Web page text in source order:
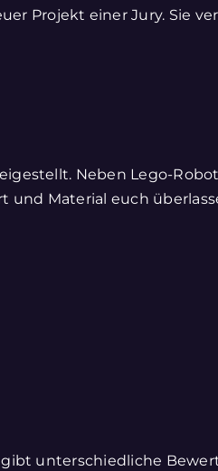
Projekt einer Jury. Sie
Neben Lego-
und Material euch
unterschiedliche